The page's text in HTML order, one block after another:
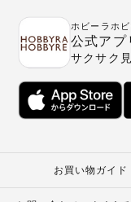
ホビーラホビ
公式アプ
サクサク
お買い物ガイド